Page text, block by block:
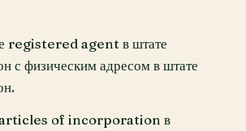
registered agent в штате
с физическим адресом в штате
articles of incorporation в